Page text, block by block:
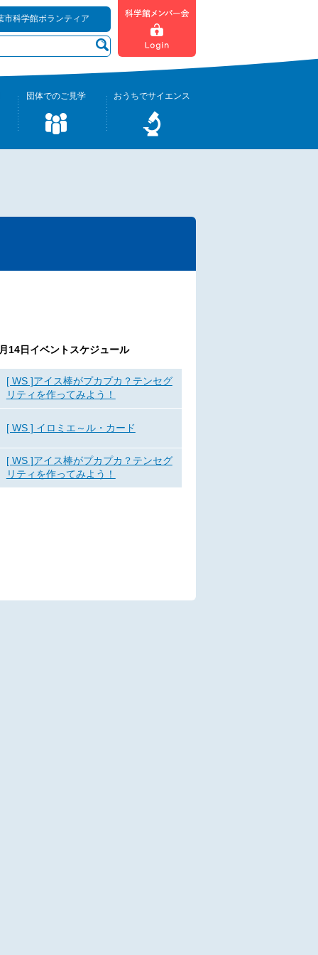
市科学館ボランティア
団体でのご見学 おうちでサイエンス
14日 イベントスケジュール
[ WS ]アイス棒がプカプカ？テンセグ
リティを作ってみよう！
[ WS ] イロミエ～ル・カード
[ WS ]アイス棒がプカプカ？テンセグ
リティを作ってみよう！